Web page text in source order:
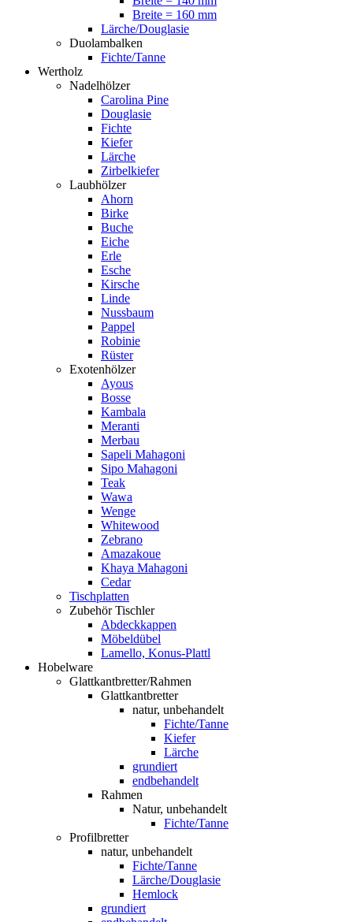
Breite = 160 mm
Lärche/Douglasie
Duolambalken
Fichte/Tanne
Wertholz
Nadelhölzer
Carolina Pine
Douglasie
Fichte
Kiefer
Lärche
Zirbelkiefer
Laubhölzer
Ahorn
Birke
Buche
Eiche
Erle
Esche
Kirsche
Linde
Nussbaum
Pappel
Robinie
Rüster
Exotenhölzer
Ayous
Bosse
Kambala
Meranti
Merbau
Sapeli Mahagoni
Sipo Mahagoni
Teak
Wawa
Wenge
Whitewood
Zebrano
Amazakoue
Khaya Mahagoni
Cedar
Tischplatten
Zubehör Tischler
Abdeckkappen
Möbeldübel
Lamello, Konus-Plattl
Hobelware
Glattkantbretter/Rahmen
Glattkantbretter
natur, unbehandelt
Fichte/Tanne
Kiefer
Lärche
grundiert
endbehandelt
Rahmen
Natur, unbehandelt
Fichte/Tanne
Profilbretter
natur, unbehandelt
Fichte/Tanne
Lärche/Douglasie
Hemlock
grundiert